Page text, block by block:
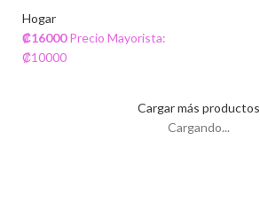
Hogar
₡16000 Precio Mayorista:
₡10000
Cargar más productos
Cargando...